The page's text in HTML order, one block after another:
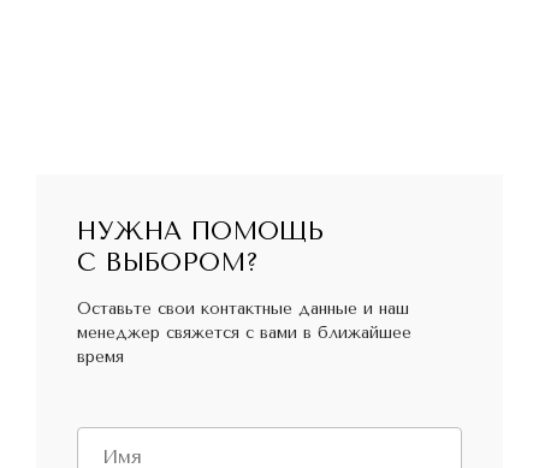
НУЖНА ПОМОЩЬ
С ВЫБОРОМ?
Оставьте свои контактные данные и наш
менеджер свяжется с вами в ближайшее
время